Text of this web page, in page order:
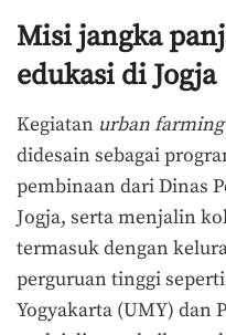
Misi jangka
edukasi di Jogja
Kegiatan urban farming
didesain sebagai
pembinaan dari Dinas
Jogja, serta menjalin
termasuk dengan
perguruan tinggi
Yogyakarta (UMY) dan